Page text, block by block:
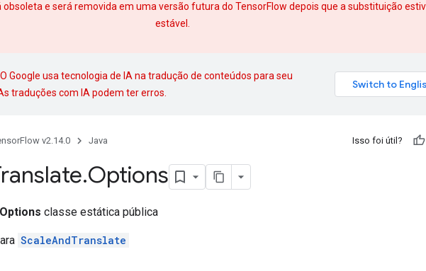
obsoleta e será removida em uma versão futura do TensorFlow depois que a substituição
estável.
O Google usa tecnologia de IA na tradução de conteúdos para seu
traduções com IA podem ter erros.
v2.14.0 Java Isso foi útil?
.Options
classe estática pública
ScaleAndTranslate